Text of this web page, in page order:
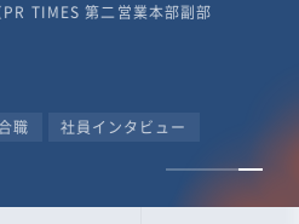
ち
PR TIMES 第二営業本部副部
職
社員インタビュー